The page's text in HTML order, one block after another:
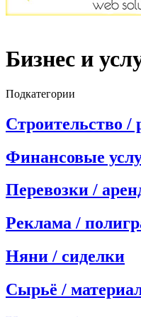
Бизнес и
Подкатегории
Строительство /
Финансовые
Перевозки /
Реклама /
Няни / сиделки
Сырьё /